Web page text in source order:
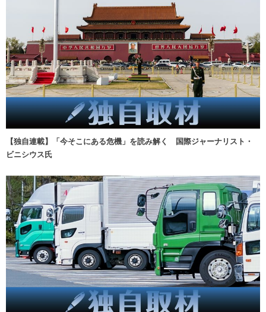
【独自連載】「今そこにある危機」を読み解く 国際ジャーナリスト・
ビニシウス氏